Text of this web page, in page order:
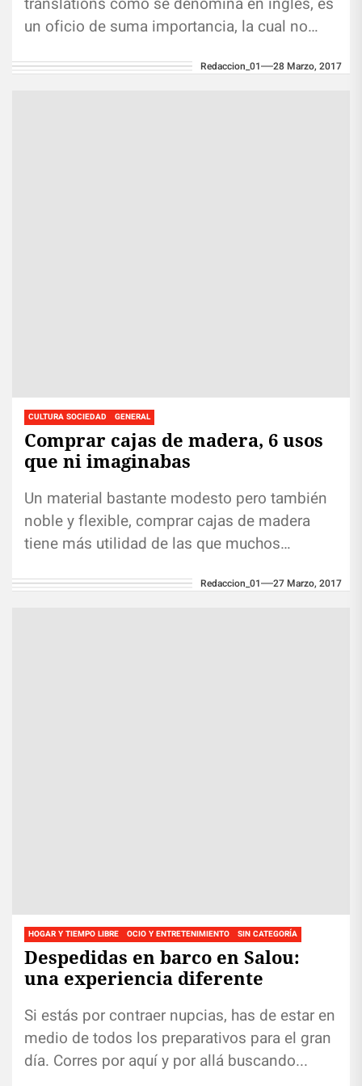
un oficio de suma importancia, la cual no
Redaccion_01 28 Marzo, 2017
CULTURA SOCIEDAD GENERAL
Comprar cajas de madera, 6 usos
que ni imaginabas
Un material bastante modesto pero también
noble y flexible, comprar cajas de madera
tiene más utilidad de las que muchos
Redaccion_01 27 Marzo, 2017
HOGAR Y TIEMPO LIBRE OCIO Y ENTRETENIMIENTO SIN CATEGORÍA
Despedidas en barco en Salou:
una experiencia diferente
Si estás por contraer nupcias, has de estar en
medio de todos los preparativos para el gran
día. Corres por aquí y por allá buscando...